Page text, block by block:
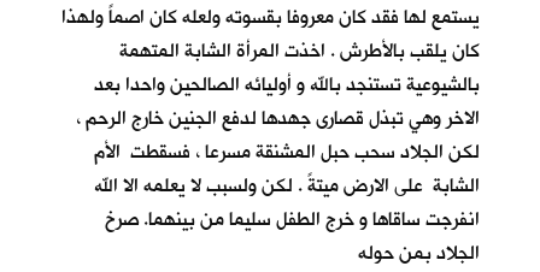
يستمع لها فقد كان معروفا بقسوته ولعله كان اصماً ولهذا
كان يلقب بالأطرش . اخذت المرأة الشابة المتهمة
بالشيوعية تستنجد بالله و أوليائه الصالحين واحدا بعد
الاخر وهي تبذل قصارى جهدها لدفع الجنين خارج الرحم ،
لكن الجلاد سحب حبل المشنقة مسرعا ، فسقطت الأم
الشابة على الارض ميتةً . لكن ولسبب لا يعلمه الا الله
انفرجت ساقاها و خرج الطفل سليما من بينهما. صرخ
الجلاد بمن حوله